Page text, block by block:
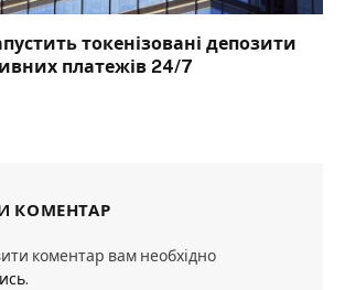
токенізовані депозити
платежів 24/7
КОМЕНТАР
коментар вам необхідно
.